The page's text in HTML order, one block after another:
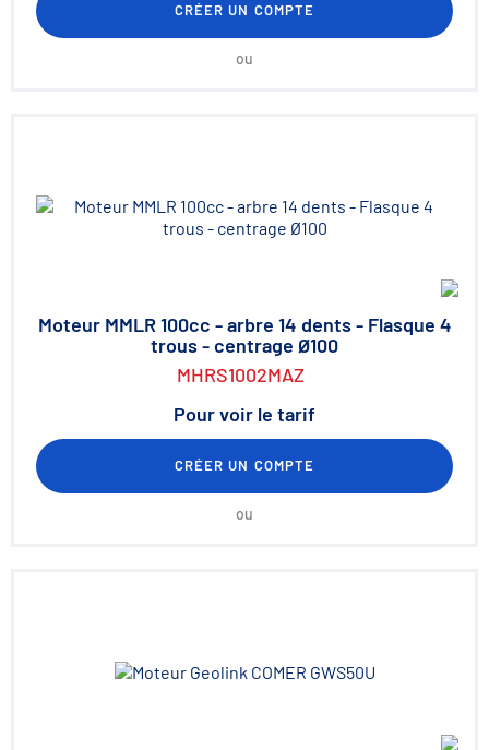
CRÉER UN COMPTE
ou
Moteur MMLR 100cc - arbre 14 dents - Flasque 4
trous - centrage Ø100
MHRS1002MAZ
Pour voir le tarif
CRÉER UN COMPTE
ou